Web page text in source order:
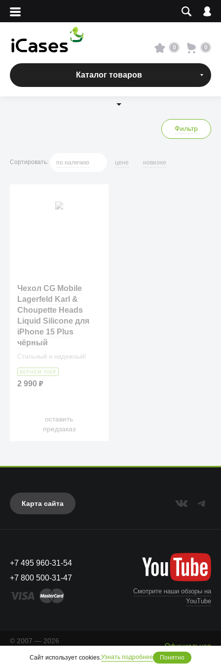
Вход
Сервисный центр
О магазине
+7 800 500-31-47
0 0
Каталог товаров
Фильтр
Сортировать: по наличию цене новизне
Чехол CG Mobile
Lagerfeld Karl &
Choupette Heads
Liquid Silicone для
iPhone 15 Plus
чёрный
Стильный и надежный!
ВЕРНЕМ 500 ₽
2 990₽
оставить
предзаказ
Карта сайта
+7 495 960-31-54
+7 800 500-31-47
Смотрите наши обзоры на
YouTube
© 2007 — 2026
защищены.
Официальная
информация
Сайт использует cookies. Узнать подробнее Понятно